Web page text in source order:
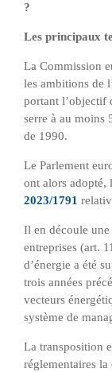
?
Les principaux
La Commission
les ambitions de
portant l’objectif
serre à au moins
de 1990.
Le Parlement
ont alors adopté,
2023/1791
Il en découle
entreprises (art.
d’énergie a été
trois années
vecteurs
système de
La transposition
réglementaires